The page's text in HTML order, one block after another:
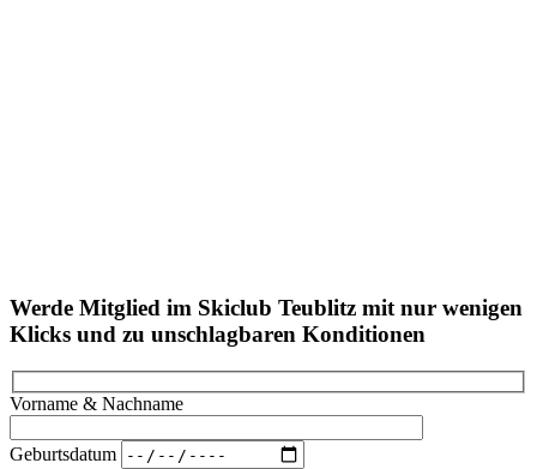
Werde Mitglied im Skiclub Teublitz mit nur wenigen
Klicks und zu unschlagbaren Konditionen
Vorname & Nachname
Geburtsdatum